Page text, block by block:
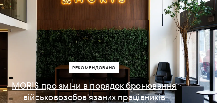
РЕКОМЕНДОВАНО
MORIS про зміни в порядок бронювання
військовозобов'язаних працівників